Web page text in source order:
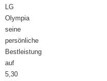
LG
Olympia
seine
persönliche
Bestleistung
auf
5,30